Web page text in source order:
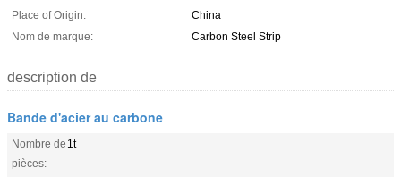
Place of Origin:
China
Nom de marque:
Carbon Steel Strip
description de
Bande d'acier au carbone
Nombre de
pièces:
1t